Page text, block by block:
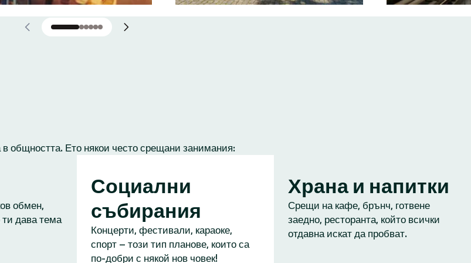
общността. Ето някои често срещани занимания:
обмен,
ти дава тема
Социални
събирания
Концерти, фестивали, караоке,
спорт – този тип планове, които са
по-добри с някой нов човек!
Храна и напитки
Срещи на кафе, брънч, готвене
заедно, ресторанта, който всички
отдавна искат да пробват.